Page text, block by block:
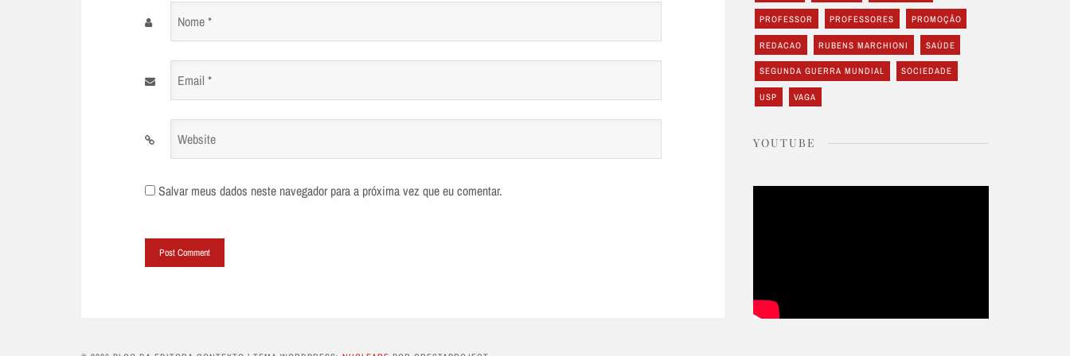
Nome
Email
Website
Salvar meus dados neste navegador para a próxima vez que eu comentar.
PROFESSOR PROFESSORES PROMOÇÃO
REDACAO RUBENS MARCHIONI SAÚDE
SEGUNDA GUERRA MUNDIAL SOCIEDADE
USP VAGA
YOUTUBE